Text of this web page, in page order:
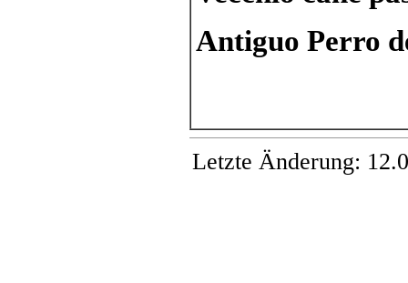
Antiguo Perro
Letzte Änderung: